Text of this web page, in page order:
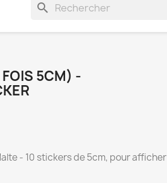
search
5CM) -
- 10 stickers de 5cm, pour afficher